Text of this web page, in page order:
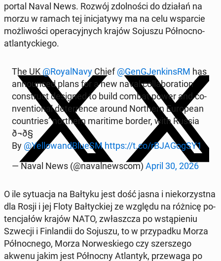
portal Naval News. Rozwój zdol­no­ści do działań na
morzu w ramach tej ini­cja­ty­wy ma na celu wspar­cie
moż­li­wo­ści ope­ra­cyj­nych krajów Sojuszu Pół­noc­no­
atlan­tyc­kie­go.
The UK @Roy­al­Na­vy Chief@Gen­GJen­kin­sRM has
an­no­un­ced plans for a new naval col­la­bo­ra­tion
con­struct de­si­gned to build combat power and co­
nven­tio­nal de­ter­ren­ce around Nor­thern Eu­ro­pe­an
co­un­tries’ nor­thern ma­ri­ti­me border, with Russia
ð¬ð§
By @Yel­lo­wand­Blu­eSM https://t.co/rBJA­Gog­SY1
— Naval News (@na­val­new­scom) April 30, 2026
O ile sy­tu­acja na Bałtyku jest dość jasna i nie­ko­rzyst­na
dla Rosji i jej Floty Bał­tyc­kiej ze względu na różnicę po­
ten­cja­łów krajów NATO, zwłasz­cza po wstą­pie­niu
Szwecji i Fin­lan­dii do Sojuszu, to w przy­pad­ku Morza
Pół­noc­ne­go, Morza Nor­we­skie­go czy szer­sze­go
akwenu jakim jest Pół­noc­ny Atlan­tyk, prze­wa­ga po